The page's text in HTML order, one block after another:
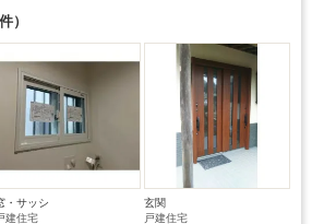
）
・サッシ
建住宅
玄関
戸建住宅